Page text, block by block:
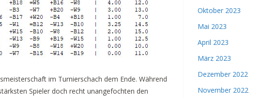
im Turnierschach dem Ende. Während
Spieler doch recht unangefochten den
Oktober 2023
Mai 2023
April 2023
März 2023
Dezember 2022
November 2022